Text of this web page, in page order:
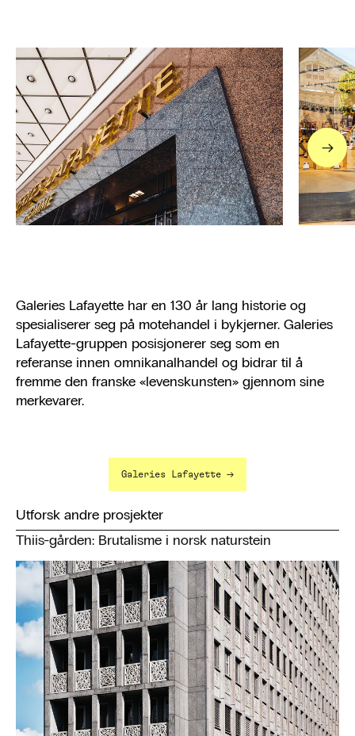
→
Galeries Lafayette har en 130 år lang historie og
spesialiserer seg på motehandel i bykjerner. Galeries
Lafayette-gruppen posisjonerer seg som en
referanse innen omnikanalhandel og bidrar til å
fremme den franske «levenskunsten» gjennom sine
merkevarer.
Galeries Lafayette →
Utforsk andre prosjekter
Thiis-gården: Brutalisme i norsk naturstein